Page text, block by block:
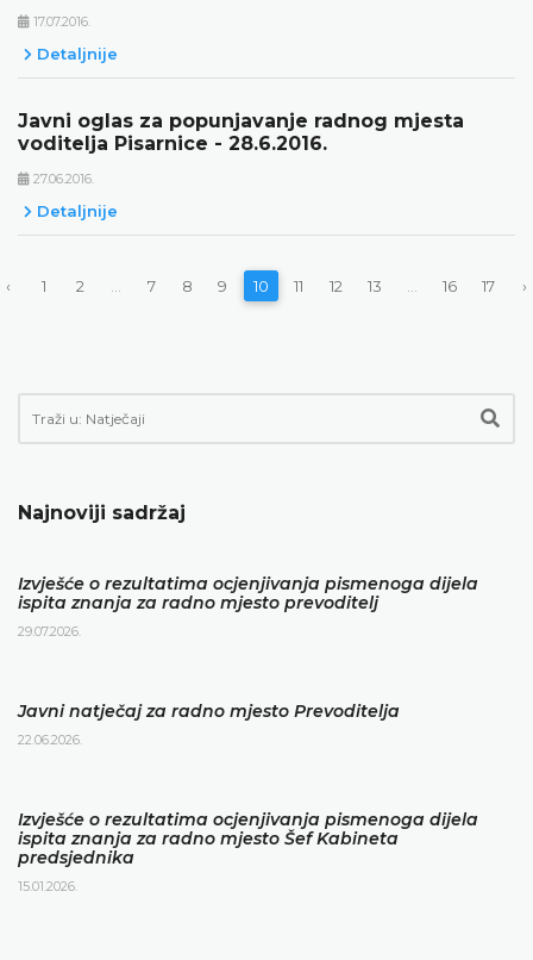
17.07.2016.
Detaljnije
Javni oglas za popunjavanje radnog mjesta
voditelja Pisarnice - 28.6.2016.
27.06.2016.
Detaljnije
‹ 1 2 7 8 9 10 11 12 13 16 17 ›
Najnoviji sadržaj
Izvješće o rezultatima ocjenjivanja pismenoga dijela
ispita znanja za radno mjesto prevoditelj
29.07.2026.
Javni natječaj za radno mjesto Prevoditelja
22.06.2026.
Izvješće o rezultatima ocjenjivanja pismenoga dijela
ispita znanja za radno mjesto Šef Kabineta
predsjednika
15.01.2026.